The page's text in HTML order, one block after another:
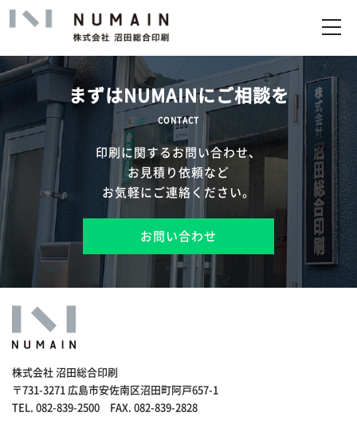
トップ
サービス
実績
企業情報
アップロード
まずはNUMAINにご相談を
CONTACT
印刷に関するお問い合わせ、
お見積り依頼など
お気軽にご連絡ください。
お問い合わせ
株式会社 沼田総合印刷
〒731-3271 広島市安佐南区沼田町阿戸657-1
TEL. 082-839-2500 FAX. 082-839-2828